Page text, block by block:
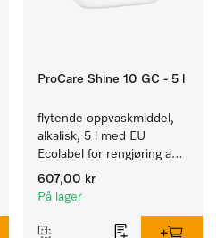
ProCare Shine 10 GC - 5 l
flytende oppvaskmiddel,
alkalisk, 5 l med EU
Ecolabel for rengjøring av
daglig smuss på servise,
bestikk og glass.
607,00 kr
På lager